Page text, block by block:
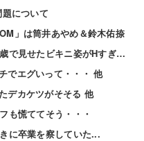
題について
」は筒井あやめ＆鈴木佑捺
【画像】気象予報士・吉井明子、45歳で見せたビキニ姿がHすぎる 他
でエグいって・・・ 他
デカケツがそそる 他
も慌ててそう・・・
に卒業を察していた...